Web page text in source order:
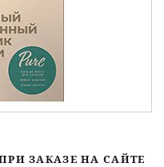
ЗАКАЗЕ НА САЙТЕ